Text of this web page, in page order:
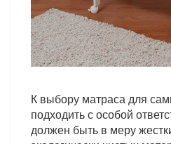
К выбору матраса для
подходить с особой
должен быть в меру